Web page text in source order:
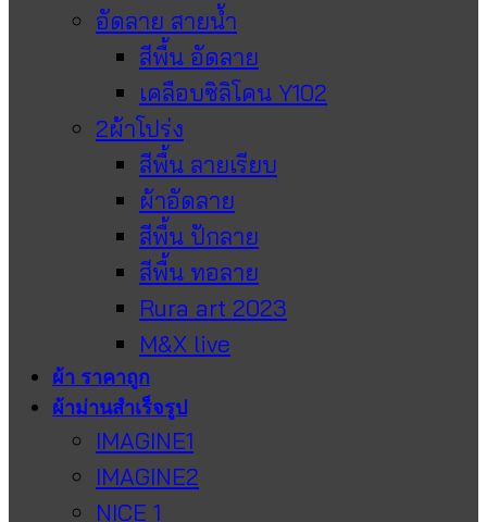
อัดลาย สายน้ำ
สีพื้น อัดลาย
เคลือบซิลิโคน Y102
2ผ้าโปร่ง
สีพื้น ลายเรียบ
ผ้าอัดลาย
สีพื้น ปักลาย
สีพื้น ทอลาย
Rura art 2023
M&X live
ผ้า ราคาถูก
ผ้าม่านสำเร็จรูป
IMAGINE1
IMAGINE2
NICE 1